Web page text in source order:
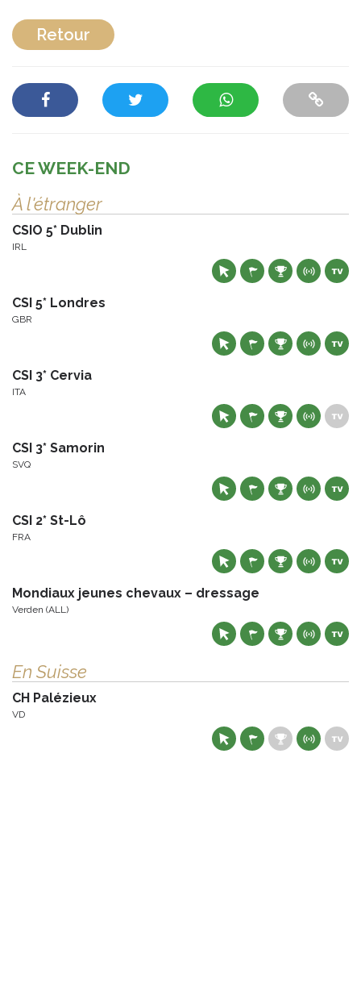
Retour
CE WEEK-END
À l'étranger
CSIO 5* Dublin
IRL
CSI 5* Londres
GBR
CSI 3* Cervia
ITA
CSI 3* Samorin
SVQ
CSI 2* St-Lô
FRA
Mondiaux jeunes chevaux – dressage
Verden (ALL)
En Suisse
CH Palézieux
VD